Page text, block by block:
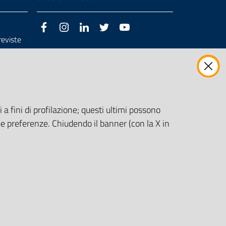
CE
FacebookInstagramLinkedIn Twitter
fini di profilazione; questi ultimi possono
preferenze. Chiudendo il banner (con la X in